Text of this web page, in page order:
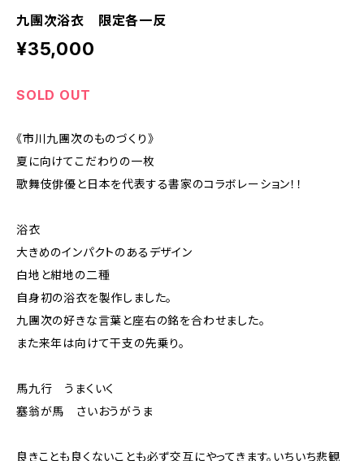
九團次浴衣 限定各一反
¥35,000
SOLD OUT
《市川九團次のものづくり》
夏に向けてこだわりの一枚
歌舞伎俳優と日本を代表する書家のコラボレーション！！
浴衣
大きめのインパクトのあるデザイン
白地と紺地の二種
自身初の浴衣を製作しました。
九團次の好きな言葉と座右の銘を合わせました。
また来年は向けて干支の先乗り。
馬九行 うまくいく
塞翁が馬 さいおうがうま
良きことも良くないことも必ず交互にやってきます。いちいち悲観